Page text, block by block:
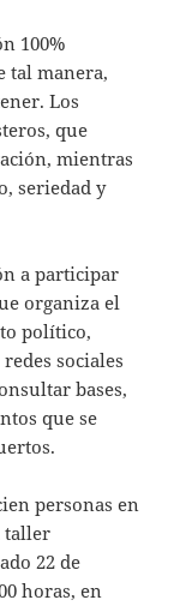
100%
tal manera,
Los
que
mientras
seriedad y
a participar
organiza el
político,
sociales
bases,
que se
personas en
taller
22 de
horas, en